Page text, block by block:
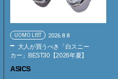
UOMO LIST 2026.8.8
大人が買うべき「白スニー
カー」BEST30【2026年夏】
ASICS